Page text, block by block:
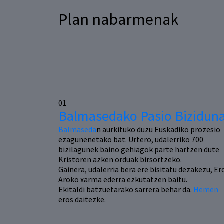
Plan nabarmenak
01
Balmasedako Pasio
Balmasedan aurkituko duzu Euskadiko prozesio
ezagunenetako bat. Urtero, udalerriko 700
bizilagunek baino gehiagok parte hartzen dute
Kristoren azken orduak birsortzeko.
Gainera, udalerria bera ere bisitatu dezakezu,
Aroko xarma ederra ezkutatzen baitu.
Ekitaldi batzuetarako sarrera behar da. Hemen
eros daitezke.